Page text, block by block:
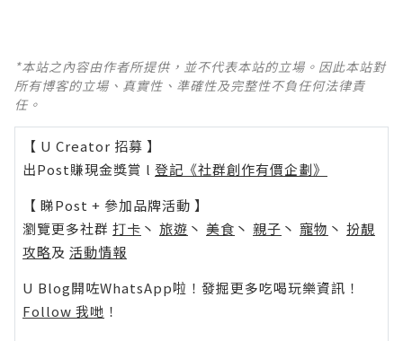
*本站之內容由作者所提供，並不代表本站的立場。因此本站對
所有博客的立場、真實性、準確性及完整性不負任何法律責
任。
【 U Creator 招募 】
出Post賺現金獎賞 l 登記《社群創作有價企劃》
【 睇Post + 參加品牌活動 】
瀏覽更多社群 打卡 丶 旅遊 丶 美食 丶 親子 丶 寵物 丶 扮靚
攻略及 活動情報
U Blog開咗WhatsApp啦！發掘更多吃喝玩樂資訊！
Follow 我哋 ！